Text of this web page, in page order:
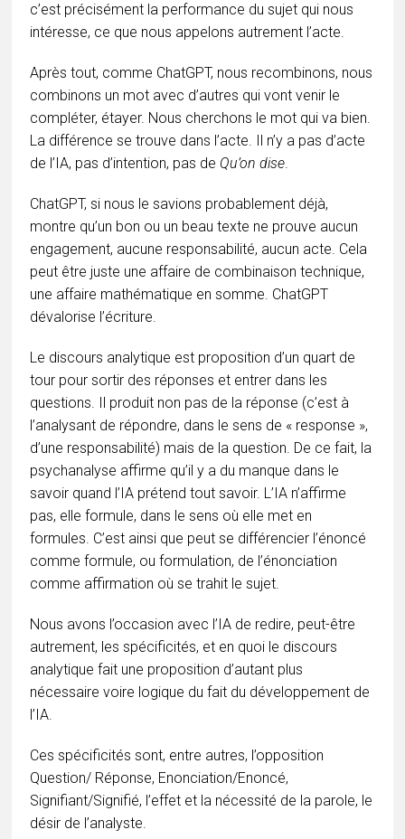
c’est précisément la performance du sujet qui nous
intéresse, ce que nous appelons autrement l’acte.
Après tout, comme ChatGPT, nous recombinons, nous
combinons un mot avec d’autres qui vont venir le
compléter, étayer. Nous cherchons le mot qui va bien.
La différence se trouve dans l’acte. Il n’y a pas d’acte
de l’IA, pas d’intention, pas de Qu’on dise
ChatGPT, si nous le savions probablement déjà,
montre qu’un bon ou un beau texte ne prouve aucun
engagement, aucune responsabilité, aucun acte. Cela
peut être juste une affaire de combinaison technique,
une affaire mathématique en somme. ChatGPT
dévalorise l’écriture.
Le discours analytique est proposition d’un quart de
tour pour sortir des réponses et entrer dans les
questions. Il produit non pas de la réponse (c’est à
l’analysant de répondre, dans le sens de « response »,
d’une responsabilité) mais de la question. De ce fait, la
psychanalyse affirme qu’il y a du manque dans le
savoir quand l’IA prétend tout savoir. L’IA n’affirme
pas, elle formule, dans le sens où elle met en
formules. C’est ainsi que peut se différencier l’énoncé
comme formule, ou formulation, de l’énonciation
comme affirmation où se trahit le sujet.
Nous avons l’occasion avec l’IA de redire, peut-être
autrement, les spécificités, et en quoi le discours
analytique fait une proposition d’autant plus
nécessaire voire logique du fait du développement de
l’IA.
Ces spécificités sont, entre autres, l’opposition
Question/ Réponse, Enonciation/Enoncé,
Signifiant/Signifié, l’effet et la nécessité de la parole, le
désir de l’analyste.